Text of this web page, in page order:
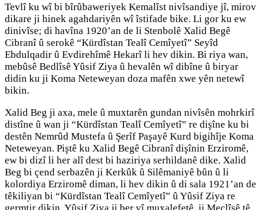
Tevlî ku wî bi bîrûbaweriyek Kemalîst nivîsandiye jî, mirov
dikare ji hinek agahdariyên wî îstifade bike. Li gor ku ew
dinivîse; di havîna 1920’an de li Stenbolê Xalid Begê
Cibranî û serokê “Kürdîstan Tealî Cemîyetî” Seyîd
Ebdulqadir û Evdirehîmê Hekarî li hev dikin. Bi riya wan,
mebûsê Bedlîsê Yûsif Ziya û hevalên wî dibîne û biryar
didin ku ji Koma Neteweyan doza mafên xwe yên netewî
bikin.
Xalid Beg ji axa, mele û muxtarên gundan nivîsên mohrkirî
distîne û wan ji “Kürdîstan Tealî Cemîyetî” re dişîne ku bi
destên Nemrûd Mustefa û Şerîf Paşayê Kurd bigihîje Koma
Neteweyan. Piştê ku Xalid Begê Cibranî dişînin Erziromê,
ew bi dizî li her alî dest bi haziriya serhildanê dike. Xalid
Beg bi çend serbazên ji Kerkûk û Silêmaniyê bûn û li
kolordiya Erziromê diman, li hev dikin û di sala 1921’an de
têkiliyan bi “Kürdîstan Tealî Cemîyetî” û Yûsif Ziya re
germtir dikin. Yûsif Ziya ji ber vî muxalefetê, ji Meclîsê tê